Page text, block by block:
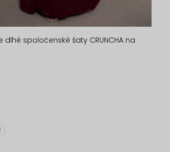
spoločenské šaty CRUNCHA na